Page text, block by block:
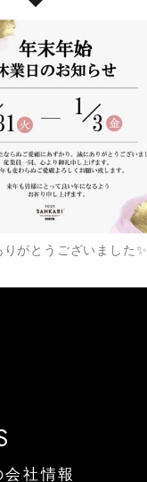
りがとうございました✨
社情報